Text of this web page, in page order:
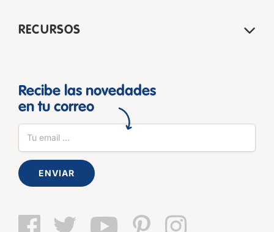
RECURSOS
Recibe las novedades
en tu correo
ENVIAR